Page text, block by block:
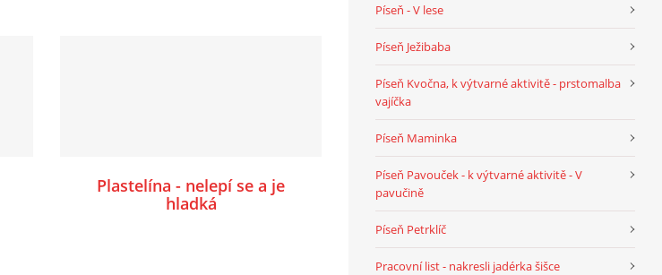
Plastelína - nelepí se a je
hladká
Píseň - V lese
Píseň Ježibaba
Píseň Kvočna, k výtvarné aktivitě - prstomalba
vajíčka
Píseň Maminka
Píseň Pavouček - k výtvarné aktivitě - V
pavučině
Píseň Petrklíč
Pracovní list - nakresli jadérka šišce